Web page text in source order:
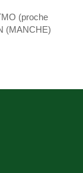
(proche
(MANCHE)